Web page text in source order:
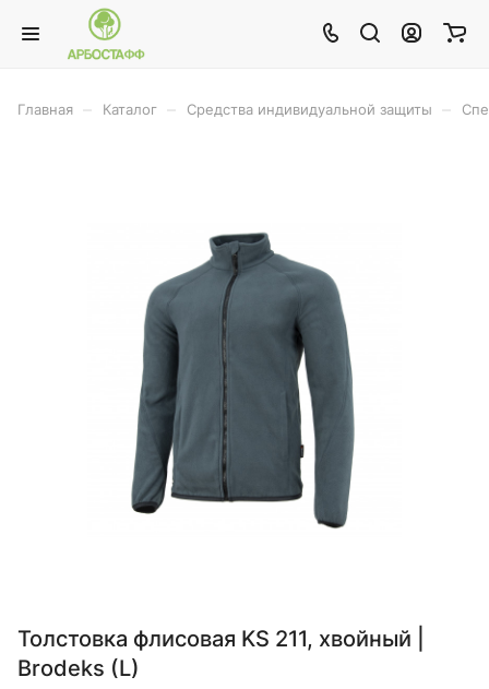
Главная Каталог Средства индивидуальной защиты
Толстовка флисовая KS 211, хвойный |
Brodeks (L)